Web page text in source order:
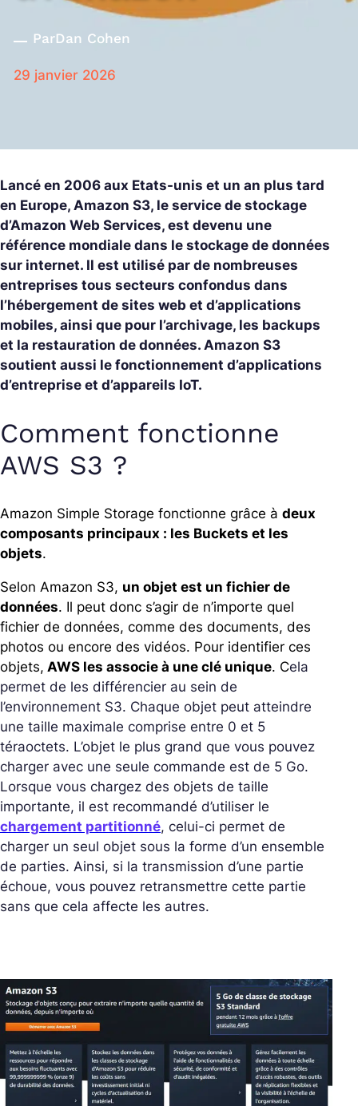
ParDan Cohen
29 janvier 2026
Lancé en 2006 aux Etats-unis et un an plus tard
en Europe, Amazon S3, le service de stockage
d’Amazon Web Services, est devenu une
référence mondiale dans le stockage de données
sur internet. Il est utilisé par de nombreuses
entreprises tous secteurs confondus dans
l’hébergement de sites web et d’applications
mobiles, ainsi que pour l’archivage, les backups
et la restauration de données. Amazon S3
soutient aussi le fonctionnement d’applications
d’entreprise et d’appareils IoT.
Comment fonctionne
AWS S3 ?
Amazon Simple Storage fonctionne grâce à deux
composants principaux : les Buckets et les
objets.
Selon Amazon S3, un objet est un fichier de
données. Il peut donc s’agir de n’importe quel
fichier de données, comme des documents, des
photos ou encore des vidéos. Pour identifier ces
objets, AWS les associe à une clé unique. Cela
permet de les différencier au sein de
l’environnement S3. Chaque objet peut atteindre
une taille maximale comprise entre 0 et 5
téraoctets. L’objet le plus grand que vous pouvez
charger avec une seule commande est de 5 Go.
Lorsque vous chargez des objets de taille
importante, il est recommandé d’utiliser le
chargement partitionné, celui-ci permet de
charger un seul objet sous la forme d’un ensemble
de parties. Ainsi, si la transmission d’une partie
échoue, vous pouvez retransmettre cette partie
sans que cela affecte les autres.